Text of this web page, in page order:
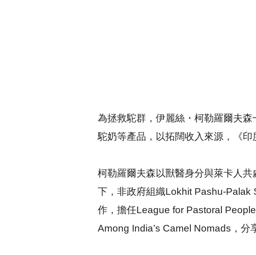
為拯救駝群，伊麗絲・柯勒羅爾夫
駝奶等產品，以拓闊收入來源，《
柯勒羅爾夫森以獸醫身分與萊卡人
下，非政府組織Lokhit Pashu-Palak
作，擔任League for Pastoral
Among India’s Camel Nomads ，分